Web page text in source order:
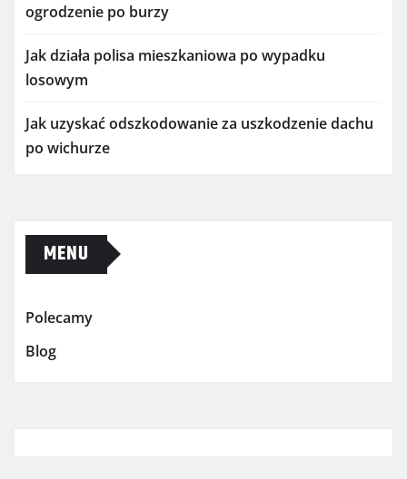
ogrodzenie po burzy
Jak działa polisa mieszkaniowa po wypadku
losowym
Jak uzyskać odszkodowanie za uszkodzenie dachu
po wichurze
MENU
Polecamy
Blog